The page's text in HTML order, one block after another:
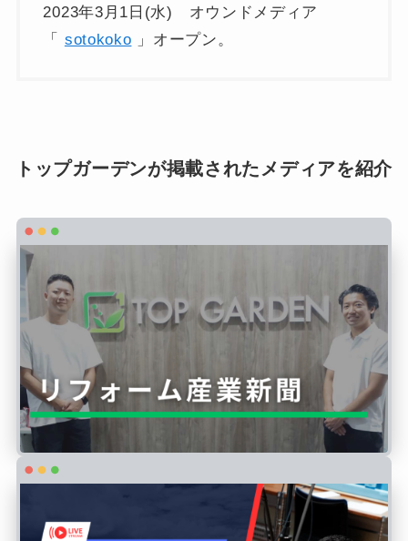
2023年3月1日(水) オウンドメディア
「 sotokoko 」オープン。
トップガーデンが掲載されたメディアを紹介